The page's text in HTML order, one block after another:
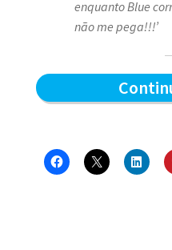
enquanto Blue
não me pega!!!’